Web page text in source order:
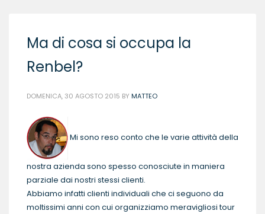
Ma di cosa si occupa la
Renbel?
DOMENICA, 30 AGOSTO 2015 BY MATTEO
Mi sono reso conto che le varie attività della
nostra azienda sono spesso conosciute in maniera
parziale dai nostri stessi clienti.
Abbiamo infatti clienti individuali che ci seguono da
moltissimi anni con cui organizziamo meravigliosi tour